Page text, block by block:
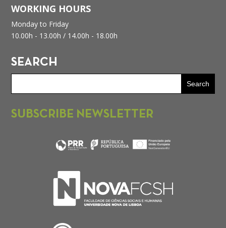
WORKING HOURS
Monday to Friday
10.00h - 13.00h / 14.00h - 18.00h
SEARCH
SUBSCRIBE NEWSLETTER